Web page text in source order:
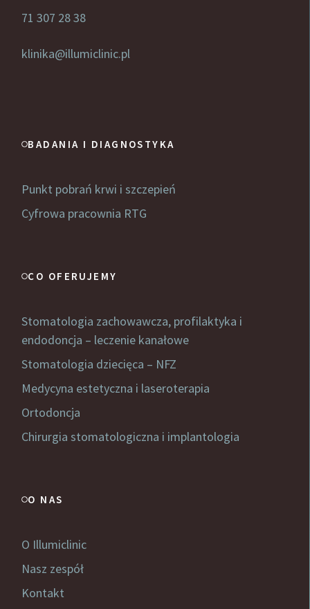
71 307 28 38
klinika@illumiclinic.pl
BADANIA I DIAGNOSTYKA
Punkt pobrań krwi i szczepień
Cyfrowa pracownia RTG
CO OFERUJEMY
Stomatologia zachowawcza, profilaktyka i
endodoncja – leczenie kanałowe
Stomatologia dziecięca – NFZ
Medycyna estetyczna i laseroterapia
Ortodoncja
Chirurgia stomatologiczna i implantologia
O NAS
O Illumiclinic
Nasz zespół
Kontakt